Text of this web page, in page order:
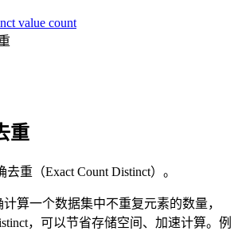
value count
重
重（Exact Count Distinct）。
算一个数据集中不重复元素的数量，
，可以节省存储空间、加速计算。例